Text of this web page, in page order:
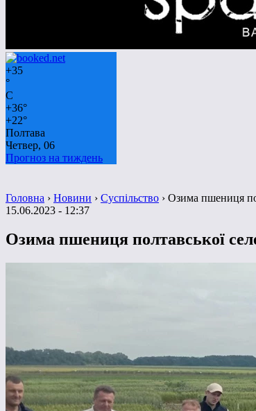
+35
°
C
+36°
+22°
Полтава
Четвер, 06
Прогноз на тиждень
Головна › Новини › Суспільство › Озима пшениця
15.06.2023 - 12:37
Озима пшениця полтавської